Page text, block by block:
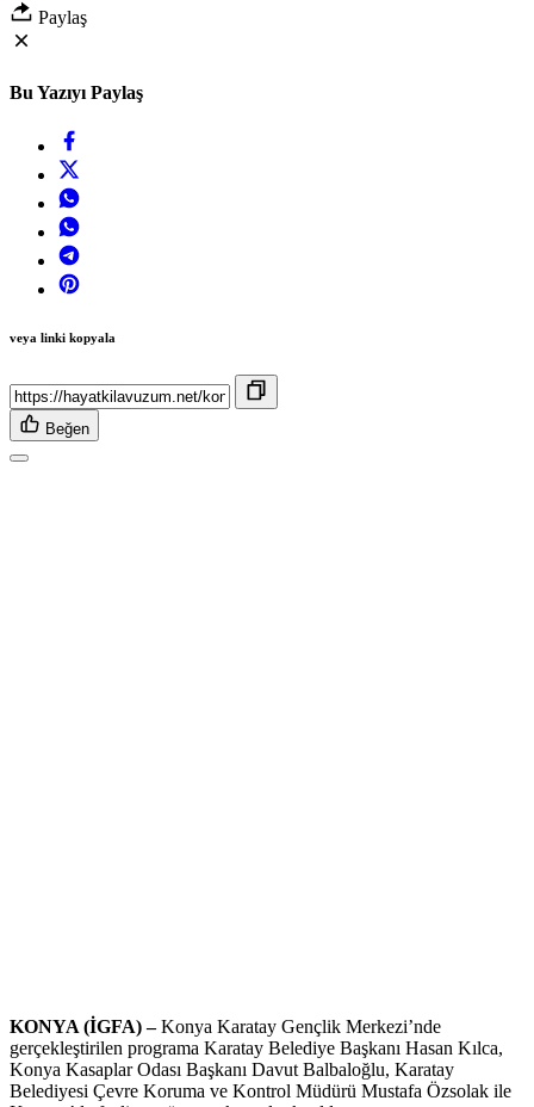
Paylaş
Bu Yazıyı Paylaş
veya linki kopyala
Beğen
KONYA (İGFA) –Konya Karatay Gençlik Merkezi’nde
gerçekleştirilen programa Karatay Belediye Başkanı Hasan Kılca,
Konya Kasaplar Odası Başkanı Davut Balbaloğlu, Karatay
Belediyesi Çevre Koruma ve Kontrol Müdürü Mustafa Özsolak ile